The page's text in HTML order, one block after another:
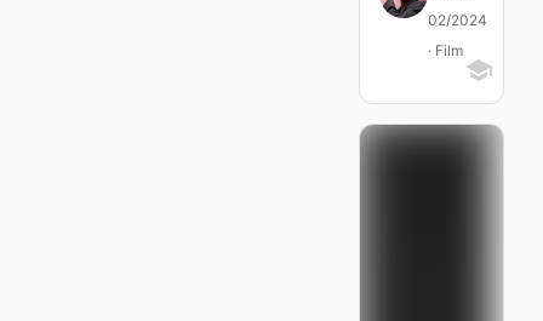
02/2024
· Film